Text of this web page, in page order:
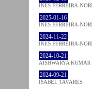
INÊS FERREIRA-
2025-01-16
INÊS FERREIRA-
2024-11-22
INÊS FERREIRA-
2024-10-21
AISHWARYA KUMAR
2024-09-21
ISABEL TAVARES